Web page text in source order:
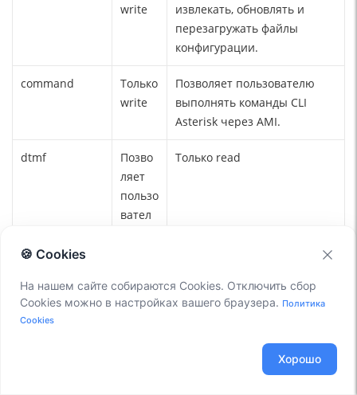
write
извлекать, обновлять и
перезагружать файлы
конфигурации.
command
Только
write
Позволяет пользователю
выполнять команды CLI
Asterisk через AMI.
dtmf
Позво
ляет
пользо
вател
событ
ия,
Только read
🍪 Cookies
На нашем сайте собираются Cookies. Отключить сбор
Cookies можно в настройках вашего браузера. Политика
Cookies
Хорошо